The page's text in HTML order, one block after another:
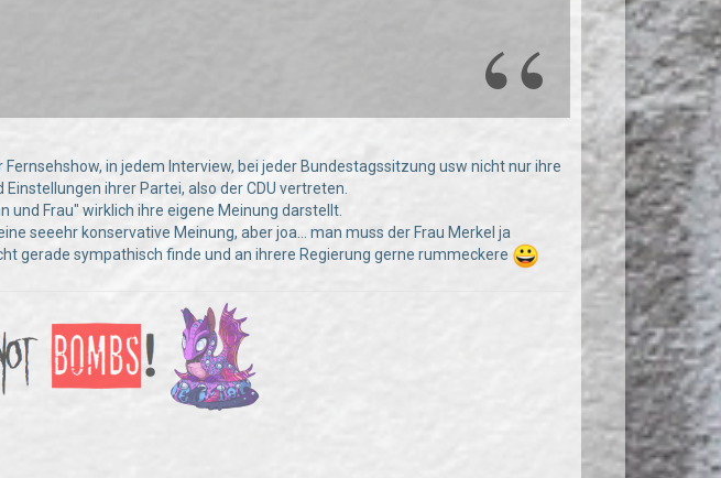
in jedem Interview, bei jeder Bundestagssitzung usw nicht nur ihre
ihrer Partei, also der CDU vertreten.
und Frau" wirklich ihre eigene Meinung darstellt.
seeehr konservative Meinung, aber joa... man muss der Frau Merkel ja
gerade sympathisch finde und an ihrere Regierung gerne rummeckere